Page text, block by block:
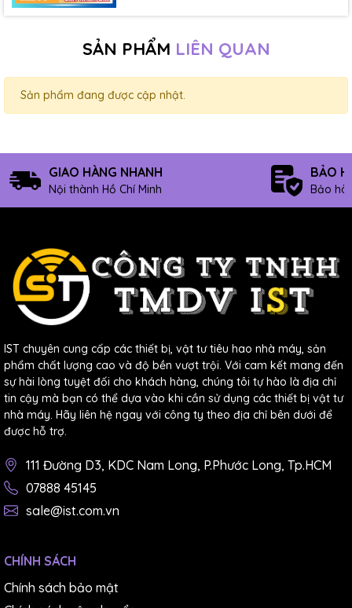
SẢN PHẨM LIÊN QUAN
Sản phẩm đang được cập nhật.
GIAO HÀNG NHANH
Nội thành Hồ Chí Minh
BẢO
Bảo
IST chuyên cung cấp các thiết bị, vật tư tiêu hao nhà máy, sản
phẩm chất lượng cao và độ bền vượt trội. Với cam kết mang đến
sự hài lòng tuyệt đối cho khách hàng, chúng tôi tự hào là địa chỉ
tin cậy mà bạn có thể dựa vào khi cần sử dụng các thiết bị vật tư
nhà máy. Hãy liên hệ ngay với công ty theo địa chỉ bên dưới để
được hỗ trợ.
111 Đường D3, KDC Nam Long, P.Phước Long, Tp.HCM
07888 45145
sale@ist.com.vn
CHÍNH SÁCH
Chính sách bảo mật